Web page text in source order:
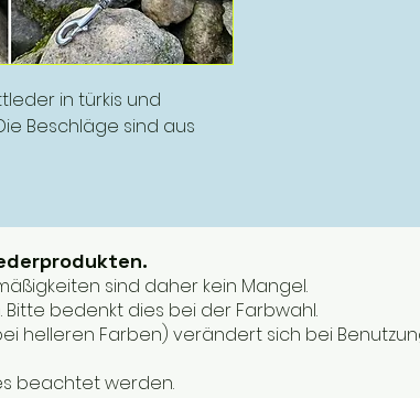
in türkis und
Beschläge sind aus
sind daher kein Mangel.
bedenkt dies bei der Farbwahl.
helleren Farben) verändert sich bei
beachtet werden.